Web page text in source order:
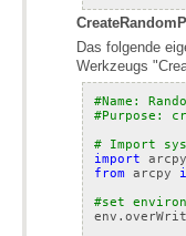
Werkzeugs
#Name:
#Purpose:
# Import
import arcpy
from arcpy
#set
env .